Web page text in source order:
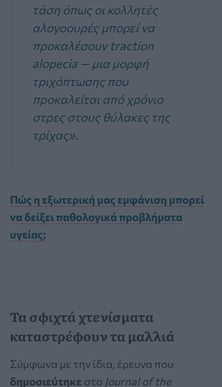
τάση όπως οι κολλητές
αλογοουρές μπορεί να
προκαλέσουν traction
alopecia — μια μορφή
τριχόπτωσης που
προκαλείται από χρόνιο
στρες στους θύλακες της
τρίχας».
Πώς η εξωτερική μας εμφάνιση μπορεί
να δείξει παθολογικά προβλήματα
υγείας;
Τα σφιχτά χτενίσματα
καταστρέφουν τα μαλλιά
Σύμφωνα με την ίδια, έρευνα που
δημοσιεύτηκε στο Journal of the